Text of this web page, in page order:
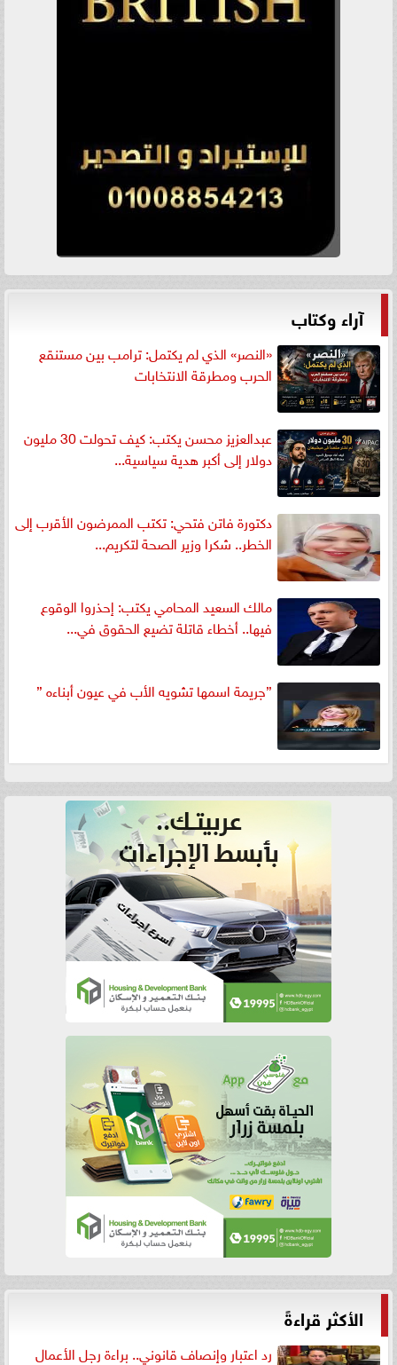
آراء وكتاب
«النصر» الذي لم يكتمل: ترامب بين مستنقع
الحرب ومطرقة الانتخابات
عبدالعزيز محسن يكتب: كيف تحولت 30 مليون
دولار إلى أكبر هدية سياسية...
دكتورة فاتن فتحي: تكتب الممرضون الأقرب إلى
الخطر.. شكرا وزير الصحة لتكريم...
مالك السعيد المحامي يكتب: إحذروا الوقوع
فيها.. أخطاء قاتلة تضيع الحقوق في...
”جريمة اسمها تشويه الأب في عيون أبناءه ”
الأكثر قراءةً
رد اعتبار وإنصاف قانوني.. براءة رجل الأعمال